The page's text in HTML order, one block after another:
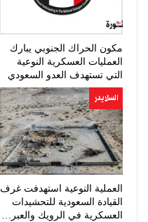
مكون الحراك الجنوبي يبارك
العمليات العسكرية النوعية
التي تستهدف العدو السعودي
السلايدر
العملية النوعية استهدفت غرف
القيادة السعودية للتحشيدات
العسكرية في الرويك والعبر…